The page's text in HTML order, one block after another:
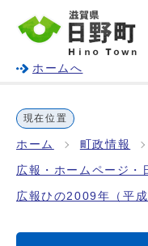
ホームへ
現在位置
ホーム 町政情報
広報・ホームページ・
広報ひの2009年（平成